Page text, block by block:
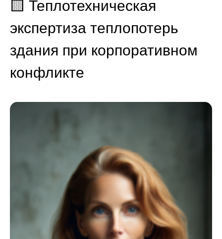
🟨 Теплотехническая
экспертиза теплопотерь
здания при корпоративном
конфликте